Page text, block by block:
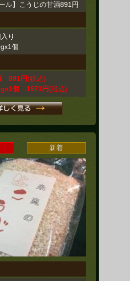
ル】こうじの甘酒891円
り
個
891円(税込)
個 1971円(税込)
新着